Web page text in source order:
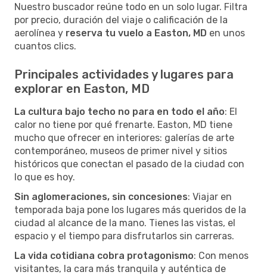
Nuestro buscador reúne todo en un solo lugar. Filtra
por precio, duración del viaje o calificación de la
aerolínea y reserva tu vuelo a Easton, MD en unos
cuantos clics.
Principales actividades y lugares para
explorar en Easton, MD
La cultura bajo techo no para en todo el año: El
calor no tiene por qué frenarte. Easton, MD tiene
mucho que ofrecer en interiores: galerías de arte
contemporáneo, museos de primer nivel y sitios
históricos que conectan el pasado de la ciudad con
lo que es hoy.
Sin aglomeraciones, sin concesiones: Viajar en
temporada baja pone los lugares más queridos de la
ciudad al alcance de la mano. Tienes las vistas, el
espacio y el tiempo para disfrutarlos sin carreras.
La vida cotidiana cobra protagonismo: Con menos
visitantes, la cara más tranquila y auténtica de